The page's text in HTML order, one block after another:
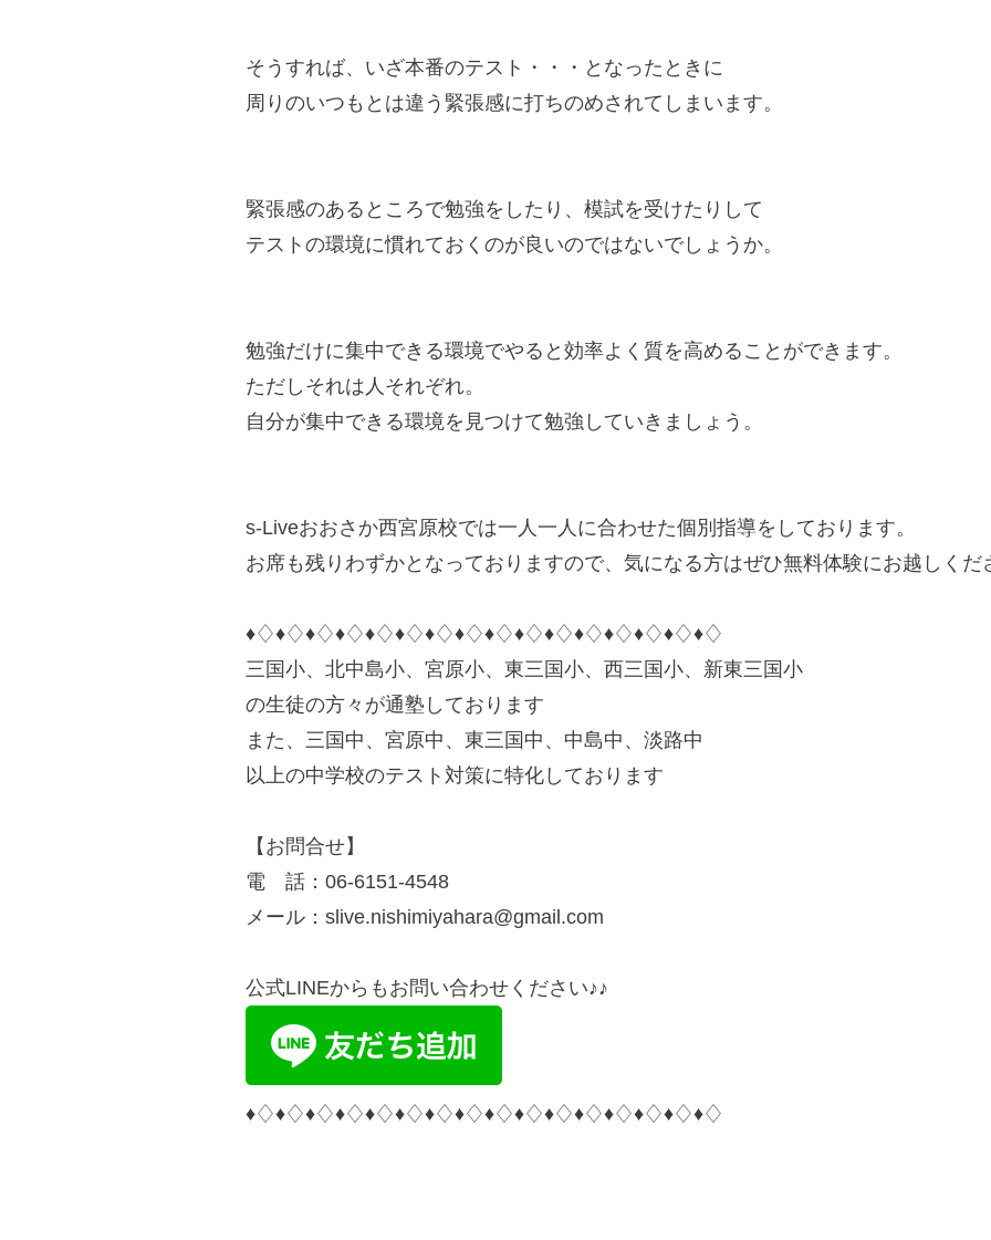
そうすれば、いざ本番のテスト・・・となったときに
周りのいつもとは違う緊張感に打ちのめされてしまいます。
緊張感のあるところで勉強をしたり、模試を受けたりして
テストの環境に慣れておくのが良いのではないでしょうか。
勉強だけに集中できる環境でやると効率よく質を高めることができます。
ただしそれは人それぞれ。
自分が集中できる環境を見つけて勉強していきましょう。
s-Liveおおさか西宮原校では一人一人に合わせた個別指導をしております。
お席も残りわずかとなっておりますので、気になる方はぜひ無料体験にお越しくだ
♦︎♢♦︎♢♦︎♢♦︎♢♦︎♢♦︎♢♦︎♢♦︎♢♦︎♢♦︎♢♦︎♢♦︎♢♦︎♢♦︎♢♦︎♢♦︎♢
三国小、北中島小、宮原小、東三国小、西三国小、新東三国小
の生徒の方々が通塾しております
また、三国中、宮原中、東三国中、中島中、淡路中
以上の中学校のテスト対策に特化しております
【お問合せ】
電 話：06-6151-4548
メール：slive.nishimiyahara@gmail.com
公式LINEからもお問い合わせください♪♪
♦︎♢♦︎♢♦︎♢♦︎♢♦︎♢♦︎♢♦︎♢♦︎♢♦︎♢♦︎♢♦︎♢♦︎♢♦︎♢♦︎♢♦︎♢♦︎♢